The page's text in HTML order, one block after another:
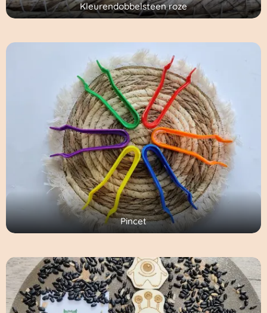
Kleurendobbelsteen roze
Pincet